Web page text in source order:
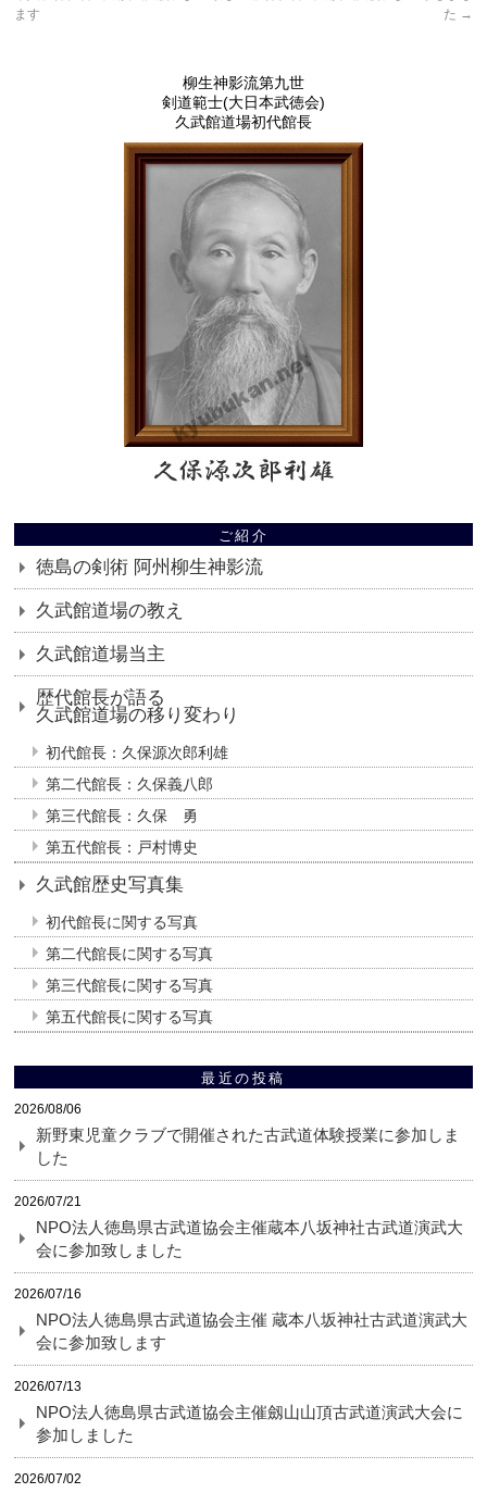
ます
た →
柳生神影流第九世
剣道範士(大日本武徳会)
久武館道場初代館長
ご紹介
徳島の剣術 阿州柳生神影流
久武館道場の教え
久武館道場当主
歴代館長が語る
久武館道場の移り変わり
初代館長：久保源次郎利雄
第二代館長：久保義八郎
第三代館長：久保 勇
第五代館長：戸村博史
久武館歴史写真集
初代館長に関する写真
第二代館長に関する写真
第三代館長に関する写真
第五代館長に関する写真
最近の投稿
2026/08/06
新野東児童クラブで開催された古武道体験授業に参加しま
した
2026/07/21
NPO法人徳島県古武道協会主催蔵本八坂神社古武道演武大
会に参加致しました
2026/07/16
NPO法人徳島県古武道協会主催 蔵本八坂神社古武道演武大
会に参加致します
2026/07/13
NPO法人徳島県古武道協会主催劔山山頂古武道演武大会に
参加しました
2026/07/02